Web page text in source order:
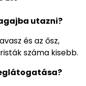
utazni?
és az ősz,
száma kisebb.